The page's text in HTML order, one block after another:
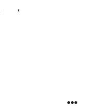
troveremo
le